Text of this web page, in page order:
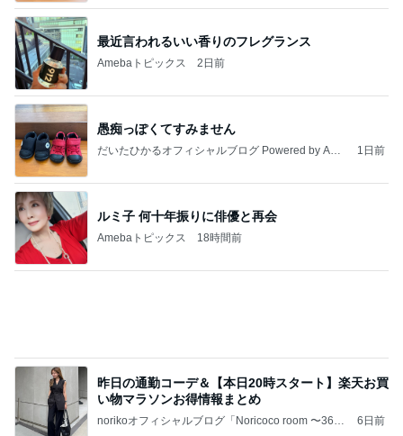
最近言われるいい香りのフレグランス
Amebaトピックス 2日前
愚痴っぽくてすみません
だいたひかるオフィシャルブログ Powered by Ame
1日前
ルミ子 何十年振りに俳優と再会
Amebaトピックス 18時間前
昨日の通勤コーデ＆【本日20時スタート】楽天お買
い物マラソンお得情報まとめ
norikoオフィシャルブログ「Noricoco room 〜365
6日前